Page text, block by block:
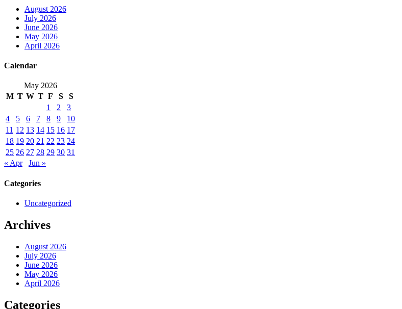
August 2026
July 2026
June 2026
May 2026
April 2026
Calendar
May 2026
M T W T F S
S
1
2
3
4
5 6 7 8 9
10
11 12 13 14 15 16 17
18 19 20 21 22 23 24
25 26 27 28 29 30 31
« Apr
Jun »
Categories
Uncategorized
Archives
August 2026
July 2026
June 2026
May 2026
April 2026
Categories